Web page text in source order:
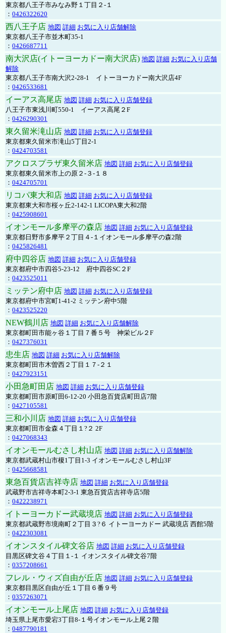
東京都八王子市みなみ野１丁目２-１
： 0426322620
西八王子店 地図 詳細 お気に入り店舗解除
東京都八王子市並木町35-1
： 0426687711
南大沢店(イトーヨーカドー南大沢店) 地図 詳細 お気に入り店舗
解除
東京都八王子市南大沢2-28-1 イトーヨーカドー南大沢店4F
： 0426533681
イーアス高尾店 地図 詳細 お気に入り店舗登録
八王子市東浅川町550-1 イーアス高尾２F
： 0426290301
東久留米滝山店 地図 詳細 お気に入り店舗登録
東京都東久留米市滝山5丁目2-1
： 0424703581
アクロスプラザ東久留米店 地図 詳細 お気に入り店舗登録
東京都東久留米市上の原２-３-１８
： 0424705701
リコパ東大和店 地図 詳細 お気に入り店舗登録
東京都東大和市桜ヶ丘2-142-1 LICOPA東大和2階
： 0425908601
イオンモール多摩平の森店 地図 詳細 お気に入り店舗登録
東京都日野市多摩平２丁目４-１イオンモール多摩平の森2階
： 0425826481
府中四谷店 地図 詳細 お気に入り店舗登録
東京都府中市四谷5-23-12 府中四谷SC２F
： 0423525011
ミッテン府中店 地図 詳細 お気に入り店舗登録
東京都府中市宮町1-41-2 ミッテン府中5階
： 0423525220
NEW鶴川店 地図 詳細 お気に入り店舗解除
東京都町田市能ヶ谷１丁目７番５号 神栄ビル２F
： 0427376031
忠生店 地図 詳細 お気に入り店舗解除
東京都町田市木曽西２丁目１７-２１
： 0427923151
小田急町田店 地図 詳細 お気に入り店舗登録
東京都町田市原町田6-12-20 小田急百貨店町田店7階
： 0427105581
三和小川店 地図 詳細 お気に入り店舗登録
東京都町田市金森４丁目１?２ 2F
： 0427068343
イオンモールむさし村山店 地図 詳細 お気に入り店舗解除
東京都武蔵村山市榎1丁目1-3 イオンモールむさし村山3F
： 0425668581
東急百貨店吉祥寺店 地図 詳細 お気に入り店舗登録
武蔵野市吉祥寺本町2-3-1 東急百貨店吉祥寺店5階
： 0422238971
イトーヨーカドー武蔵境店 地図 詳細 お気に入り店舗登録
東京都武蔵野市境南町２丁目３?６ イトーヨーカドー 武蔵境店 西館5階
： 0422303081
イオンスタイル碑文谷店 地図 詳細 お気に入り店舗登録
目黒区碑文谷４丁目１-１ イオンスタイル碑文谷7階
： 0357208661
フレル・ウィズ自由が丘店 地図 詳細 お気に入り店舗登録
東京都目黒区自由が丘１丁目６番９号
： 0357263071
イオンモール上尾店 地図 詳細 お気に入り店舗登録
埼玉県上尾市愛宕3丁目8-１号イオンモール上尾２階
： 0487790181